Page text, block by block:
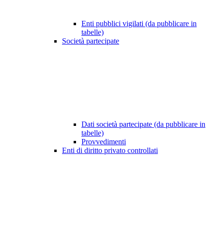
Enti pubblici vigilati (da pubblicare in
tabelle)
Società partecipate
Dati società partecipate (da pubblicare in
tabelle)
Provvedimenti
Enti di diritto privato controllati